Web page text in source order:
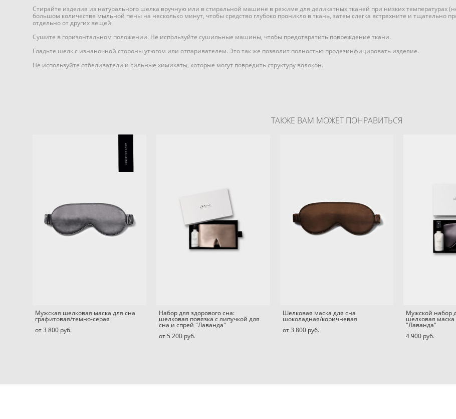
Стирайте изделия из натурального шелка вручную или в стиральной машине в режиме для деликатных тканей при низких температурах
большом количестве мыльной пены на несколько минут, чтобы средство глубоко проникло в ткань, затем слегка встряхните и тщательно
отдельно от других вещей.
Сушите в горизонтальном положении. Не используйте сушильные машины, чтобы предотвратить повреждение ткани.
Гладьте шелк с изнаночной стороны утюгом или отпаривателем. Это так же позволит полностью продезинфицировать изделие.
Не используйте отбеливатели и сильные химикаты, которые могут повредить структуру волокон.
ТАКЖЕ ВАМ МОЖЕТ ПОНРАВИТЬСЯ
Мужская шелковая маска для сна
графитовая/темно-серая
от 3 800 pуб.
Набор для здорового сна:
шелковая повязка c липучкой для
сна и спрей "Лаванда"
от 5 200 pуб.
Шелковая маска для сна
шоколадная/коричневая
от 3 800 pуб.
Мужской набор
шелковая маска
"Лаванда"
4 900 pуб.